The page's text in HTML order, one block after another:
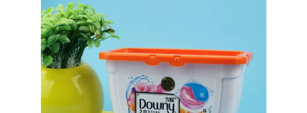
PRIVACY
POLICY